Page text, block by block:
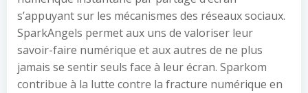
s’appuyant sur les mécanismes des réseaux sociaux.
SparkAngels permet aux uns de valoriser leur
savoir-faire numérique et aux autres de ne plus
jamais se sentir seuls face à leur écran. Sparkom
contribue à la lutte contre la fracture numérique en